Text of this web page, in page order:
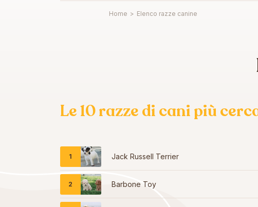
Home > Elenco razze canine
Le 10 razze di cani più
Jack Russell Terrier
Barbone Toy